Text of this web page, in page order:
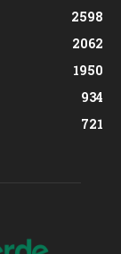
2598
2062
1950
934
721